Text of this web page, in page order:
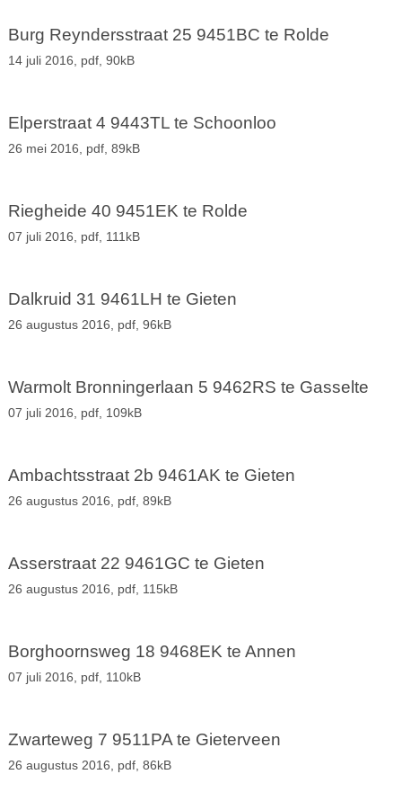
Burg Reyndersstraat 25 9451BC te Rolde
14 juli 2016, pdf, 90kB
Elperstraat 4 9443TL te Schoonloo
26 mei 2016, pdf, 89kB
Riegheide 40 9451EK te Rolde
07 juli 2016, pdf, 111kB
Dalkruid 31 9461LH te Gieten
26 augustus 2016, pdf, 96kB
Warmolt Bronningerlaan 5 9462RS te Gasselte
07 juli 2016, pdf, 109kB
Ambachtsstraat 2b 9461AK te Gieten
26 augustus 2016, pdf, 89kB
Asserstraat 22 9461GC te Gieten
26 augustus 2016, pdf, 115kB
Borghoornsweg 18 9468EK te Annen
07 juli 2016, pdf, 110kB
Zwarteweg 7 9511PA te Gieterveen
26 augustus 2016, pdf, 86kB